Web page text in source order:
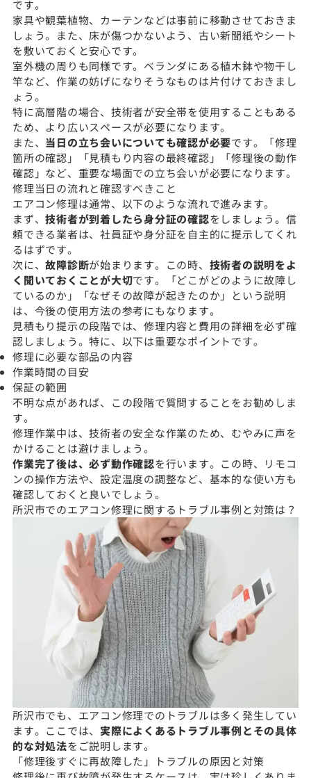
です。
家具や観葉植物、カーテンなどは事前に移動させておきま
しょう。また、床が傷つかないよう、古い新聞紙やシート
を敷いておくと安心です。
室外機の周りも同様です。ベランダにある植木鉢や物干し
竿など、作業の妨げになりそうなものは片付けておきまし
ょう。
特に高層階の場合、技術者が安全帯を使用することもある
ため、より広いスペースが必要になります。
また、 当日の立ち会いについても確認が必要です。「修理
箇所の確認」「見積もり内容の最終確認」「修理後の動作
確認」など、重要な場面での立ち会いが必要になります。
修理当日の流れと確認すべきこと
エアコン修理は通常、以下のような流れで進みます。
まず、技術者が到着したら身分証の確認をしましょう。信
頼できる業者は、社員証や身分証を自主的に提示してくれ
るはずです。
次に、故障診断が始まります。この時、 技術者の説明をよ
く聞いておくことが大切です。「どこがどのように故障し
ているのか」「なぜその故障が起きたのか」という説明
は、今後の使用方法の参考にもなります。
見積もり提示の段階では、修理内容と費用の詳細を必ず確
認しましょう。特に、以下は重要なポイントです。
修理に必要な部品の内容
作業時間の目安
保証の範囲
不明な点があれば、この段階で質問することをお勧めしま
す。
修理作業中は、技術者の安全な作業のため、むやみに声を
かけることは避けましょう。
作業完了後は、必ず動作確認を行います。この時、リモコ
ンの操作方法や、設定温度の調整など、基本的な使い方も
確認しておくと良いでしょう。
所沢市でのエアコン修理に関するトラブル事例と対策は？
所沢市でも、エアコン修理でのトラブルは多く発生してい
ます。ここでは、 実際によくあるトラブル事例とその具体
的な対処法をご説明します。
「修理後すぐに再故障した」トラブルの原因と対策